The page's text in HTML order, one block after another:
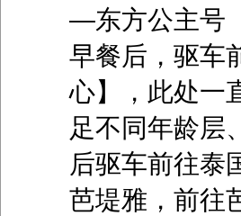
―东方公主号
早餐后，驱车
心】，此处一
足不同年龄层
后驱车前往
芭堤雅，前往